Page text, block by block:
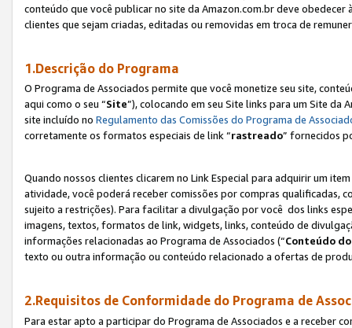
conteúdo que você publicar no site da Amazon.com.br deve
clientes que sejam criadas, editadas ou removidas em troca de
1.Descrição do Programa
O Programa de Associados permite que você monetize seu site,
aqui como o seu “Site”), colocando em seu Site links para um Site da
site incluído no Regulamento das Comissões do Programa de
corretamente os formatos especiais de link “rastreado” fornecidos
Quando nossos clientes clicarem no Link Especial para adquirir um
atividade, você poderá receber comissões por compras qualificadas,
sujeito a restrições). Para facilitar a divulgação por você dos links
imagens, textos, formatos de link, widgets, links, conteúdo de
informações relacionadas ao Programa de Associados (“Conteúdo
texto ou outra informação ou conteúdo relacionado a ofertas de
2.Requisitos de Conformidade do Programa de
Para estar apto a participar do Programa de Associados e a receber